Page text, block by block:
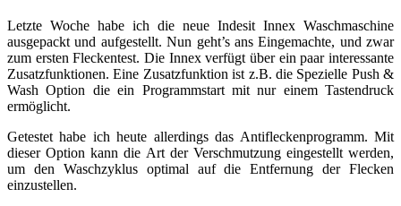
Letzte Woche habe ich die neue Indesit Innex Waschmaschine
ausgepackt und aufgestellt. Nun geht’s ans Eingemachte, und zwar
zum ersten Fleckentest. Die Innex verfügt über ein paar interessante
Zusatzfunktionen. Eine Zusatzfunktion ist z.B. die Spezielle Push &
Wash Option die ein Programmstart mit nur einem Tastendruck
ermöglicht.
Getestet habe ich heute allerdings das Antifleckenprogramm. Mit
dieser Option kann die Art der Verschmutzung eingestellt werden,
um den Waschzyklus optimal auf die Entfernung der Flecken
einzustellen.